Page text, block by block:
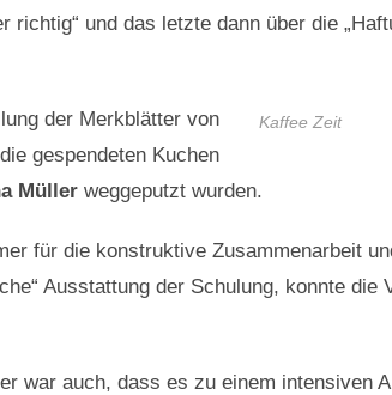
richtig“ und das letzte dann über die
Kaffee Zeit
der Merkblätter von
gespendeten Kuchen
Müller weggeputzt wurden.
für die konstruktive Zusammenarbeit
Ausstattung der Schulung, konnte die
war auch, dass es zu einem intensiven